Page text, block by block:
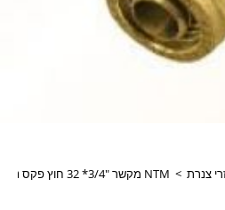
צנרת > NTM מקשר "3/4* 32 חוץ פקס נטול עופרת